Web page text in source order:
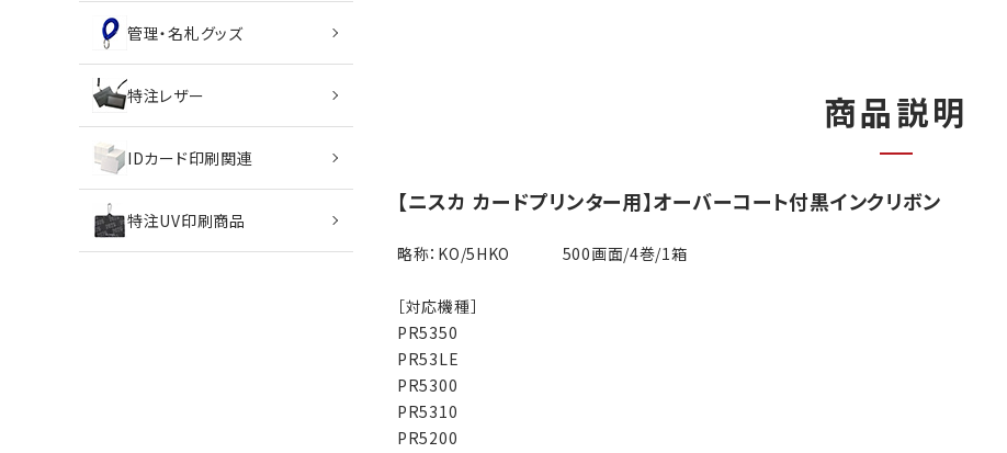
商品説明
【ニスカ カードプリンター用】オーバーコート付黒インクリボン
略称：KO/5HKO 500画面/4巻/1箱
［対応機種］
PR5350
PR53LE
PR5300
PR5310
PR5200
管理・名札グッズ
特注レザー
IDカード印刷関連
特注UV印刷商品